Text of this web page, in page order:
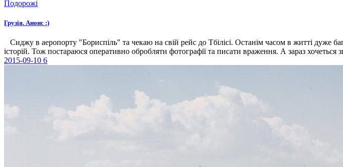
Подорожі
Грузія. Анонс :)
Сиджу в аеропорту "Бориспіль" та чекаю на свій рейс до Тбілісі. Останім часом в житті дуже
історій. Тож постараюся оперативно обробляти фотографії та писати враження. А зараз
2015-09-10 6